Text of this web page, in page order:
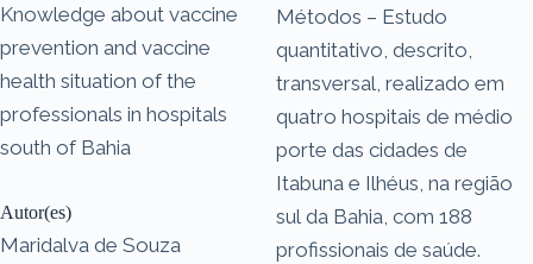
Knowledge about vaccine
prevention and vaccine
health situation of the
professionals in hospitals
south of Bahia
Autor(es)
Maridalva de Souza
Métodos – Estudo
quantitativo, descrito,
transversal, realizado em
quatro hospitais de médio
porte das cidades de
Itabuna e Ilhéus, na região
sul da Bahia, com 188
profissionais de saúde.